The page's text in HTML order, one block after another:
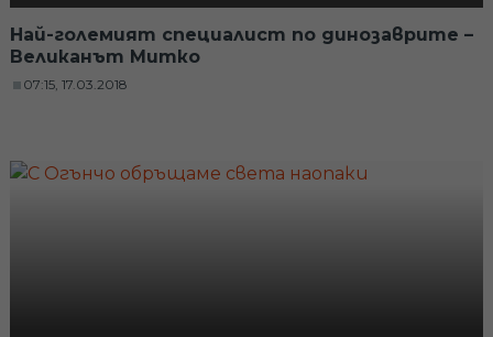
Най-големият специалист по динозаврите –
Великанът Митко
07:15, 17.03.2018